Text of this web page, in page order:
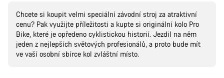
Chcete si koupit velmi speciální závodní stroj za atraktivní
cenu? Pak využijte příležitosti a kupte si originální kolo Pro
Bike, které je opředeno cyklistickou historií. Jezdil na něm
jeden z nejlepších světových profesionálů, a proto bude mít
ve vaší osobní sbírce kol zvláštní místo.